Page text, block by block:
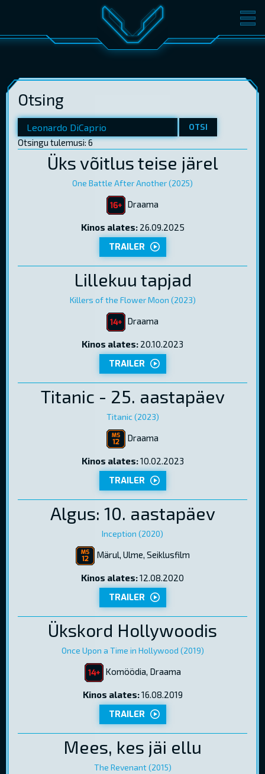
FILMID PILETID
KONVERENTS
KINKEKAARDID
Otsing
OTSI
Otsingu tulemusi: 6
Üks võitlus teise järel
One Battle After Another (2025)
Draama
Kinos alates:26.09.2025
TRAILER
Lillekuu tapjad
Killers of the Flower Moon (2023)
Draama
Kinos alates: 20.10.2023
TRAILER
Titanic - 25. aastapäev
Titanic (2023)
Draama
Kinos alates:10.02.2023
TRAILER
Algus: 10. aastapäev
Inception (2020)
Märul, Ulme, Seiklusfilm
Kinos alates:12.08.2020
TRAILER
Ükskord Hollywoodis
Once Upon a Time in Hollywood (2019)
Komöödia, Draama
Kinos alates:16.08.2019
TRAILER
Mees, kes jäi ellu
The Revenant (2015)